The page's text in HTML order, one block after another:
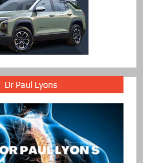
Dr Paul Lyons